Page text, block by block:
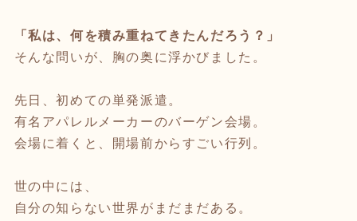
「私は、何を積み重ねてきたんだろう？」
そんな問いが、胸の奥に浮かびました。
先日、初めての単発派遣。
有名アパレルメーカーのバーゲン会場。
会場に着くと、開場前からすごい行列。
世の中には、
自分の知らない世界がまだまだある。